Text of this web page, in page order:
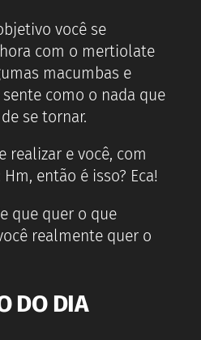
você se
com o mertiolate
macumbas e
como o nada que
se tornar.
realizar e você, com
então é isso? Eca!
que quer o que
realmente quer o
DO DIA